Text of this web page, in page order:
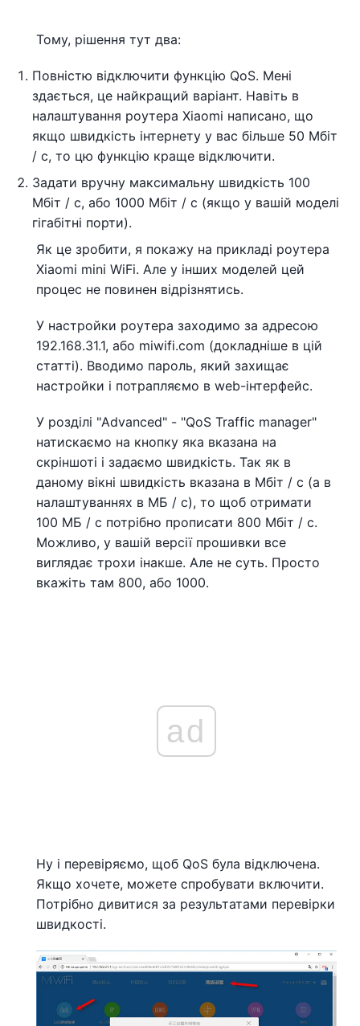
Тому, рішення тут два:
Повністю відключити функцію QoS. Мені
здається, це найкращий варіант. Навіть в
налаштування роутера Xiaomi написано, що
якщо швидкість інтернету у вас більше 50 Мбіт
/ с, то цю функцію краще відключити.
Задати вручну максимальну швидкість 100
Мбіт / с, або 1000 Мбіт / с (якщо у вашій моделі
гігабітні порти).
Як це зробити, я покажу на прикладі роутера
Xiaomi mini WiFi. Але у інших моделей цей
процес не повинен відрізнятись.
У настройки роутера заходимо за адресою
192.168.31.1, або miwifi.com (докладніше в цій
статті). Вводимо пароль, який захищає
настройки і потрапляємо в web-інтерфейс.
У розділі "Advanced" - "QoS Traffic manager"
натискаємо на кнопку яка вказана на
скріншоті і задаємо швидкість. Так як в
даному вікні швидкість вказана в Мбіт / с (а в
налаштуваннях в МБ / с), то щоб отримати
100 МБ / с потрібно прописати 800 Мбіт / с.
Можливо, у вашій версії прошивки все
виглядає трохи інакше. Але не суть. Просто
вкажіть там 800, або 1000.
ad
Ну і перевіряємо, щоб QoS була відключена.
Якщо хочете, можете спробувати включити.
Потрібно дивитися за результатами перевірки
швидкості.